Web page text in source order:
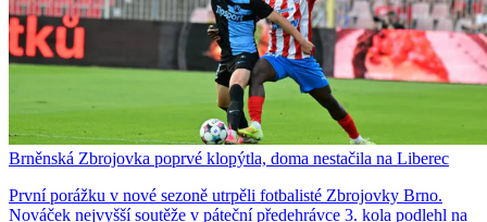
Brněnská Zbrojovka poprvé klopýtla, doma nestačila na Liberec
První porážku v nové sezoně utrpěli fotbalisté Zbrojovky Brno.
Nováček nejvyšší soutěže v páteční předehrávce 3. kola podlehl na